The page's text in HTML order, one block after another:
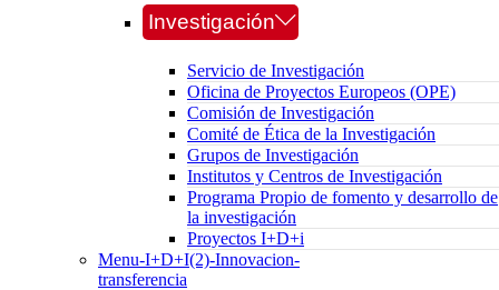
Investigación
Servicio de Investigación
Oficina de Proyectos Europeos (OPE)
Comisión de Investigación
Comité de Ética de la Investigación
Grupos de Investigación
Institutos y Centros de Investigación
Programa Propio de fomento y desarrollo de
la investigación
Proyectos I+D+i
Menu-I+D+I(2)-Innovacion-
transferencia